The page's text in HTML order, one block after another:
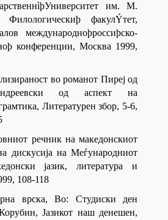
им. М.
факулÝтет,
международноþроссиþско-
конференции, Москва 1999,
во романот Пиреј од
од аспект на
Литературен збор, 5-6,
речник на македонскиот
дискусија на Меѓународниот
јазик, литература и
108-118
врска, Во: Студиски ден
Јазикот наш денешен,